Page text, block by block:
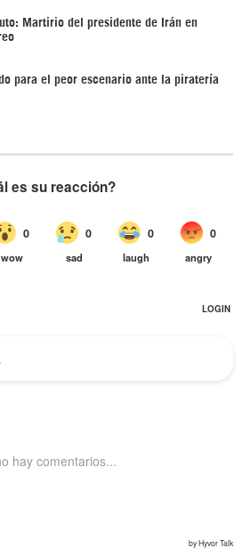
Martirio del presidente de Irán en
para el peor escenario ante la piratería